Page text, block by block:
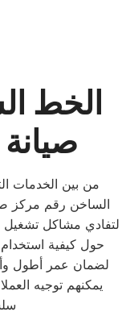
الخط
صيانة
من بين الخدمات
الساخن رقم مركز
لتفادي مشاكل تشغيل
حول كيفية
لضمان عمر أطول
يمكنهم توجيه